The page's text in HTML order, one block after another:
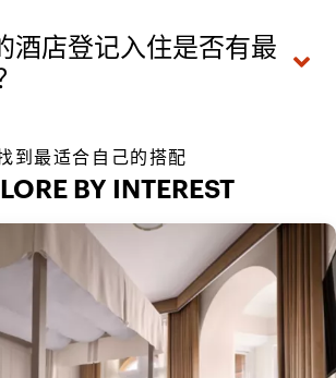
酒店登记入住是否有最
到最适合自己的搭配
BY INTEREST